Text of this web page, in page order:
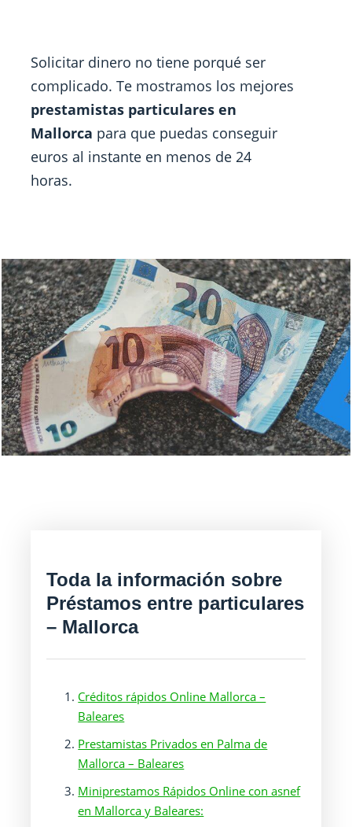
Solicitar dinero no tiene porqué ser
complicado. Te mostramos los mejores
prestamistas particulares en
Mallorca para que puedas conseguir
euros al instante en menos de 24
horas.
Toda la información sobre
Préstamos entre particulares
– Mallorca
Créditos rápidos Online Mallorca –
Baleares
Prestamistas Privados en Palma de
Mallorca – Baleares
Miniprestamos Rápidos Online con asnef
en Mallorca y Baleares: